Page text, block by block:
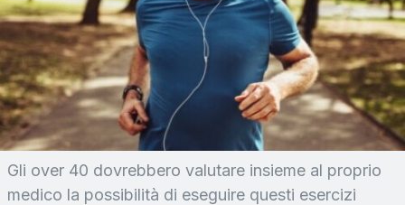
Gli over 40 dovrebbero valutare insieme al proprio
medico la possibilità di eseguire questi esercizi